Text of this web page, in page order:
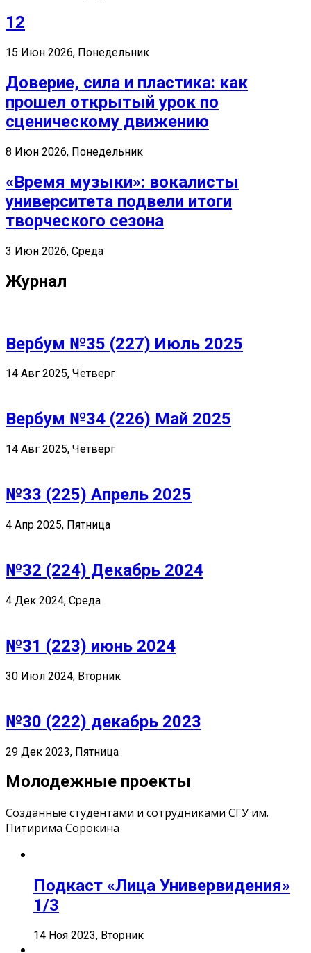
12
15 Июн 2026, Понедельник
Доверие, сила и пластика: как
прошел открытый урок по
сценическому движению
8 Июн 2026, Понедельник
«Время музыки»: вокалисты
университета подвели итоги
творческого сезона
3 Июн 2026, Среда
Журнал
Вербум №35 (227) Июль 2025
14 Авг 2025, Четверг
Вербум №34 (226) Май 2025
14 Авг 2025, Четверг
№33 (225) Апрель 2025
4 Апр 2025, Пятница
№32 (224) Декабрь 2024
4 Дек 2024, Среда
№31 (223) июнь 2024
30 Июл 2024, Вторник
№30 (222) декабрь 2023
29 Дек 2023, Пятница
Молодежные проекты
Созданные студентами и сотрудниками СГУ им.
Питирима Сорокина
Подкаст «Лица Универвидения»
1/3
14 Ноя 2023, Вторник